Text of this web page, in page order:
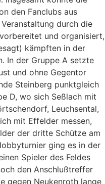
den Fanclubs aus
durch die
und organisiert,
kämpften in der
In der Gruppe A setzte
und ohne Gegentor
Steinberg punktgleich
D, wo sich Seßlach mit
Leuchsental,
mit Effelder messen,
der dritte Schütze am
ging es in der
Spieler des Feldes
den Anschlußtreffer
gegen Neukenroth lange